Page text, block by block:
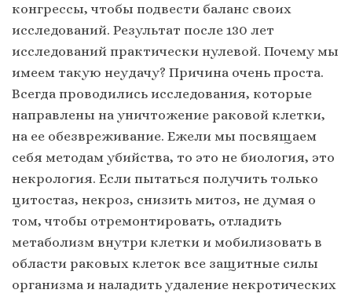
конгрессы, чтобы подвести баланс своих
исследований. Результат после 130 лет
исследований практически нулевой. Почему мы
имеем такую неудачу? Причина очень проста.
Всегда проводились исследования, которые
направлены на уничтожение раковой клетки,
на ее обезвреживание. Ежели мы посвящаем
себя методам убийства, то это не биология, это
некрология. Если пытаться получить только
цитостаз, некроз, снизить митоз, не думая о
том, чтобы отремонтировать, отладить
метаболизм внутри клетки и мобилизовать в
области раковых клеток все защитные силы
организма и наладить удаление некротических